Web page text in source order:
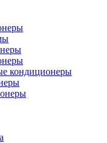
кондиционеры